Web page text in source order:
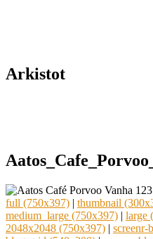
Arkistot
full (750x397) | thumbnail
medium_large (750x397) | large
2048x2048 (750x397) | screenr-